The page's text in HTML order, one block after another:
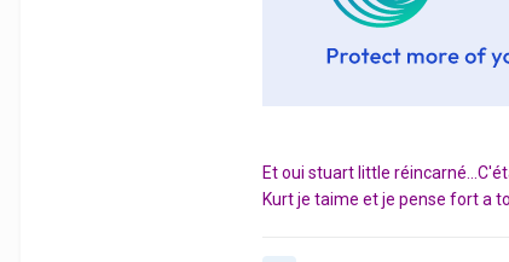
Et oui stuart little
Kurt je taime et je pense fort a